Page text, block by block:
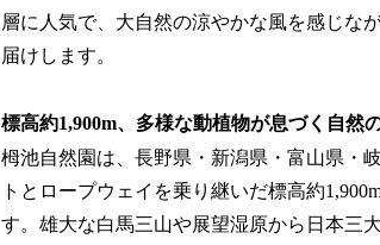
層に人気で、大自然の涼やかな風を感じな
届けします。
標高約1,900m、多様な動植物が息づく自然
栂池自然園は、長野県・新潟県・富山県・
トとロープウェイを乗り継いだ標高約
す。雄大な白馬三山や展望湿原から日本三